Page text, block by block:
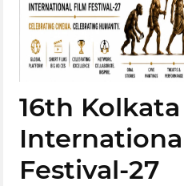
16th
Festival-27